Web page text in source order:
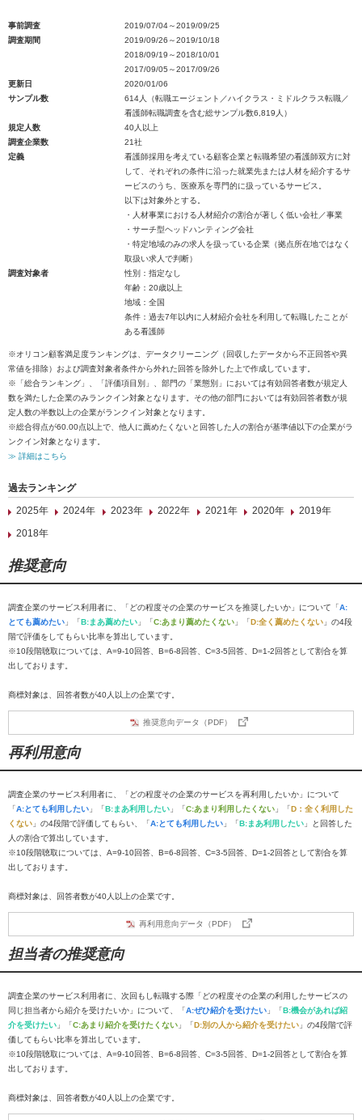
事前調査
2019/07/04～2019/09/25
調査期間
2019/09/26～2019/10/18
2018/09/19～2018/10/01
2017/09/05～2017/09/26
更新日
2020/01/06
サンプル数
614人（転職エージェント／ハイクラス・ミドルクラス転職／
看護師転職調査を含む総サンプル数6,819人）
規定人数
40人以上
調査企業数
21社
定義
看護師採用を考えている顧客企業と転職希望の看護師双方に対
して、それぞれの条件に沿った就業先または人材を紹介するサ
ービスのうち、医療系を専門的に扱っているサービス。
以下は対象外とする。
・人材事業における人材紹介の割合が著しく低い会社／事業
・サーチ型ヘッドハンティング会社
・特定地域のみの求人を扱っている企業（拠点所在地ではなく
取扱い求人で判断）
調査対象者
性別：指定なし
年齢：20歳以上
地域：全国
条件：過去7年以内に人材紹介会社を利用して転職したことが
ある看護師
※オリコン顧客満足度ランキングは、データクリーニング（回収したデータから不正回答や異
常値を排除）および調査対象者条件から外れた回答を除外した上で作成しています。
※「総合ランキング」、「評価項目別」、部門の「業態別」においては有効回答者数が規定人
数を満たした企業のみランクイン対象となります。その他の部門においては有効回答者数が規
定人数の半数以上の企業がランクイン対象となります。
※総合得点が60.00点以上で、他人に薦めたくないと回答した人の割合が基準値以下の企業がラ
ンクイン対象となります。
≫ 詳細はこちら
過去ランキング
2025年
2024年 2023年 2022年 2021年 2020年
2019年
2018年
推奨意向
調査企業のサービス利用者に、「どの程度その企業のサービスを推奨したいか」について「A:
とても薦めたい 」「B:まあ薦めたい 」「C:あまり薦めたくない 」「D:全く薦めたくない 」の4段
階で評価をしてもらい比率を算出しています。
※10段階聴取については、A=9-10回答、B=6-8回答、C=3-5回答、D=1-2回答として割合を算
出しております。
商標対象は、回答者数が40人以上の企業です。
推奨意向データ（PDF）
再利用意向
調査企業のサービス利用者に、「どの程度その企業のサービスを再利用したいか」について
「A:とても利用したい 」「B:まあ利用したい 」「C:あまり利用したくない 」「D：全く利用した
くない 」の4段階で評価してもらい、「A:とても利用したい 」「B:まあ利用したい 」と回答した
人の割合で算出しています。
※10段階聴取については、A=9-10回答、B=6-8回答、C=3-5回答、D=1-2回答として割合を算
出しております。
商標対象は、回答者数が40人以上の企業です。
再利用意向データ（PDF）
担当者の推奨意向
調査企業のサービス利用者に、次回もし転職する際「どの程度その企業の利用したサービスの
同じ担当者から紹介を受けたいか」について、「A:ぜひ紹介を受けたい 」「B:機会があれば紹
介を受けたい 」「C:あまり紹介を受けたくない 」「D:別の人から紹介を受けたい 」の4段階で評
価してもらい比率を算出しています。
※10段階聴取については、A=9-10回答、B=6-8回答、C=3-5回答、D=1-2回答として割合を算
出しております。
商標対象は、回答者数が40人以上の企業です。